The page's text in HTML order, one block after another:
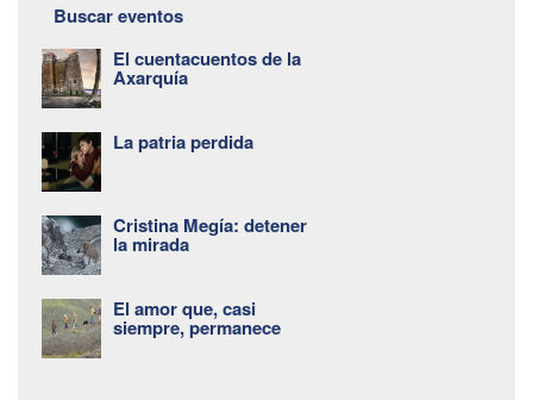
Buscar eventos
El cuentacuentos de la
Axarquía
La patria perdida
Cristina Megía: detener
la mirada
El amor que, casi
siempre, permanece